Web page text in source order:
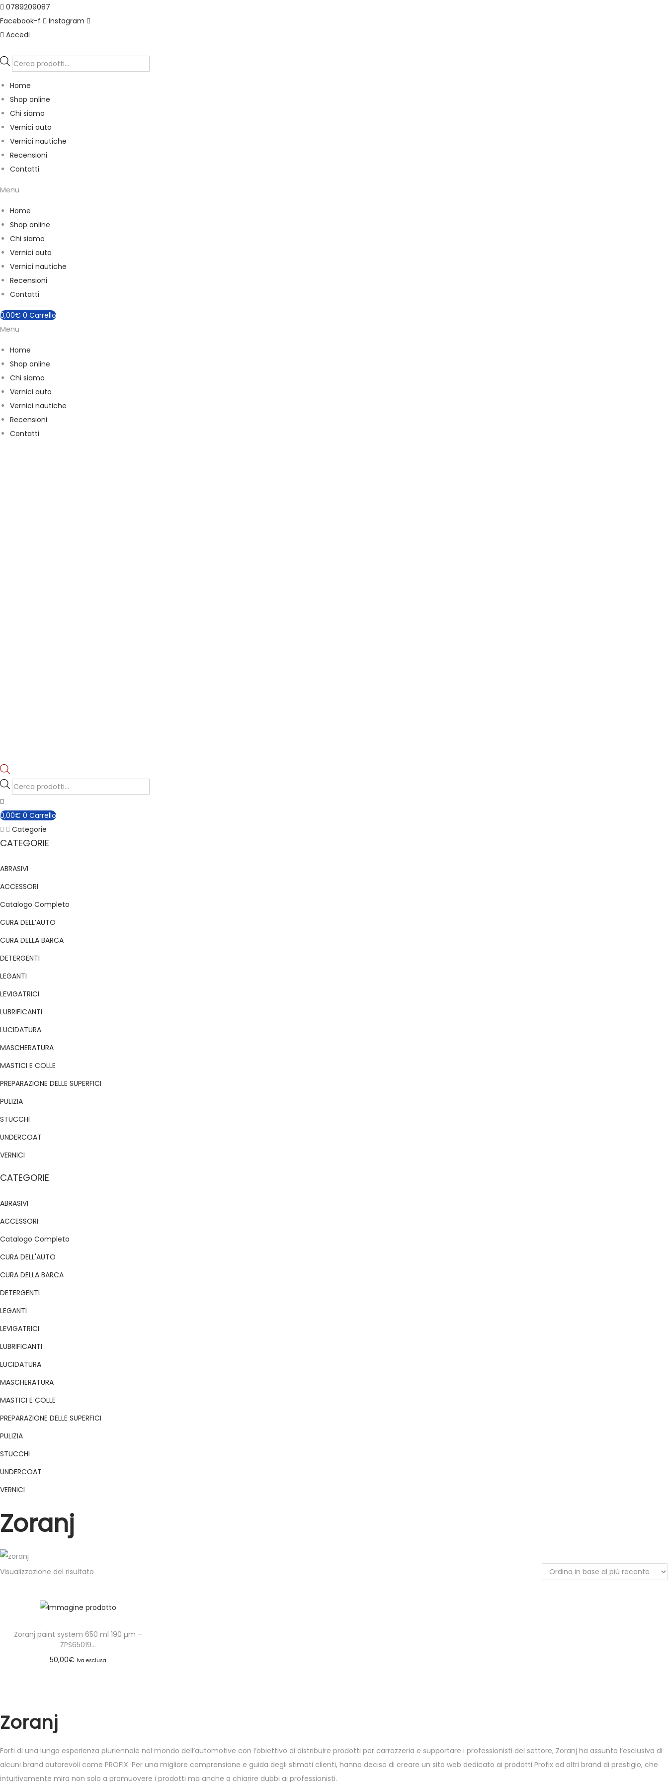
0789209087
Facebook-f
Instagram
Accedi
P
o
d
u
c
t
s
s
e
r
c
h
Home
Shop online
Chi siamo
Vernici auto
Vernici nautiche
Recensioni
Contatti
Menu
Home
Shop online
Chi siamo
Vernici auto
Vernici nautiche
Recensioni
Contatti
0,00€ 0 Carrello
Menu
Home
Shop online
Chi siamo
Vernici auto
Vernici nautiche
Recensioni
Contatti
P
o
d
u
t
s
e
a
r
0,00€ 0 Carrello
Categorie
CATEGORIE
ABRASIVI
ACCESSORI
Catalogo Completo
CURA DELL’AUTO
CURA DELLA BARCA
DETERGENTI
LEGANTI
LEVIGATRICI
LUBRIFICANTI
LUCIDATURA
MASCHERATURA
MASTICI E COLLE
PREPARAZIONE DELLE SUPERFICI
PULIZIA
STUCCHI
UNDERCOAT
VERNICI
CATEGORIE
ABRASIVI
ACCESSORI
Catalogo Completo
CURA DELL'AUTO
CURA DELLA BARCA
DETERGENTI
LEGANTI
LEVIGATRICI
LUBRIFICANTI
LUCIDATURA
MASCHERATURA
MASTICI E COLLE
PREPARAZIONE DELLE SUPERFICI
PULIZIA
STUCCHI
UNDERCOAT
VERNICI
Zoranj
Visualizzazione del risultato
Zoranj paint system 650 ml 190 µm –
ZPS65019...
50,00€ Iva esclusa
Zoranj
Forti di una lunga esperienza pluriennale nel mondo dell’automotive con l’obiettivo di distribuire prodotti per carrozzeria e supportare i professionisti del settore, Zoranj ha assunto l’esclusiva di
alcuni brand autorevoli come PROFIX. Per una migliore comprensione e guida degli stimati clienti, hanno deciso di creare un sito web dedicato ai prodotti Profix ed altri brand di prestigio, che
intuitivamente mira non solo a promuovere i prodotti ma anche a chiarire dubbi ai professionisti.